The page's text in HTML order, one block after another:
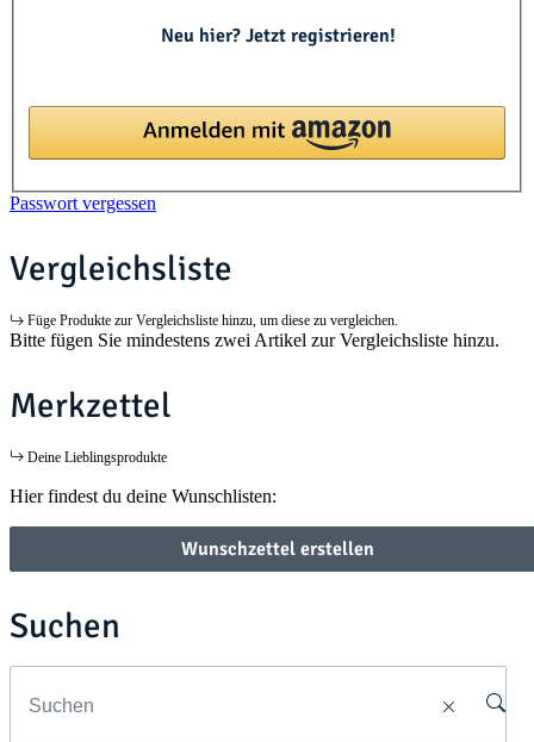
Neu hier? Jetzt registrieren!
Passwort vergessen
Vergleichsliste
Füge Produkte zur Vergleichsliste hinzu, um diese zu vergleichen.
Bitte fügen Sie mindestens zwei Artikel zur Vergleichsliste hinzu.
Merkzettel
Deine Lieblingsprodukte
Hier findest du deine Wunschlisten:
Wunschzettel erstellen
Suchen